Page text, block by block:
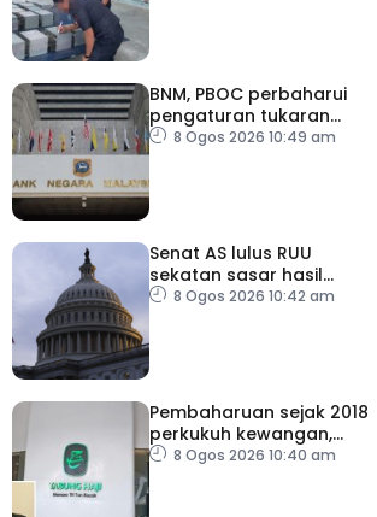
BNM, PBOC perbaharui
pengaturan tukaran
mata wang hingga 2031
8 Ogos 2026 10:49 am
Senat AS lulus RUU
sekatan sasar hasil
tenaga Rusia
8 Ogos 2026 10:42 am
Pembaharuan sejak 2018
perkukuh kewangan,
tadbir urus TH – Pakar
8 Ogos 2026 10:40 am